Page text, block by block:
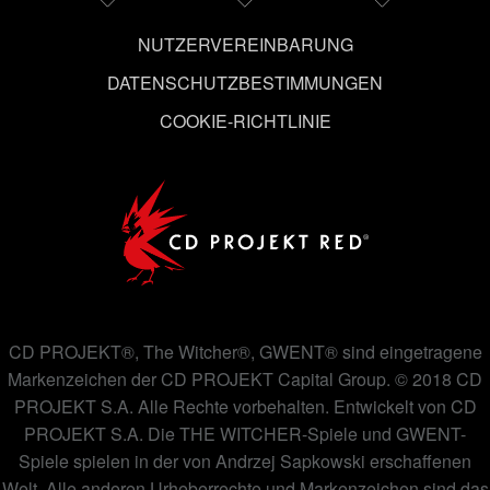
ändern kannst.
NUTZERVEREINBARUNG
DATENSCHUTZBESTIMMUNGEN
COOKIE-RICHTLINIE
CD PROJEKT®, The Witcher®, GWENT® sind eingetragene
Markenzeichen der CD PROJEKT Capital Group. © 2018 CD
PROJEKT S.A. Alle Rechte vorbehalten. Entwickelt von CD
PROJEKT S.A. Die THE WITCHER-Spiele und GWENT-
Spiele spielen in der von Andrzej Sapkowski erschaffenen